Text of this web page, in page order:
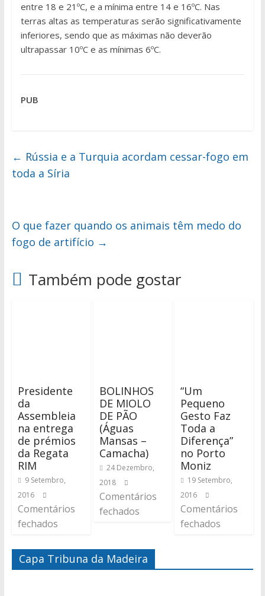
entre 18 e 21ºC, e a mínima entre 14 e 16ºC. Nas
terras altas as temperaturas serão significativamente
inferiores, sendo que as máximas não deverão
ultrapassar 10ºC e as mínimas 6ºC.
PUB
← Rússia e a Turquia acordam cessar-fogo em
toda a Síria
O que fazer quando os animais têm medo do
fogo de artifício →
Também pode gostar
Presidente
da
Assembleia
na entrega
de prémios
da Regata
RIM
9 Setembro,
2016
Comentários
fechados
BOLINHOS
DE MIOLO
DE PÃO
(Águas
Mansas –
Camacha)
24 Dezembro,
2018
Comentários
fechados
“Um
Pequeno
Gesto Faz
Toda a
Diferença”
no Porto
Moniz
19 Setembro,
2016
Comentários
fechados
Capa Tribuna da Madeira